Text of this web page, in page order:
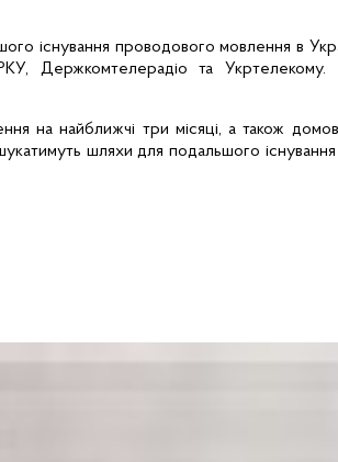
існування проводового мовлення в
Держкомтелерадіо та Укртелекому.
на найближчі три місяці, а також
шляхи для подальшого